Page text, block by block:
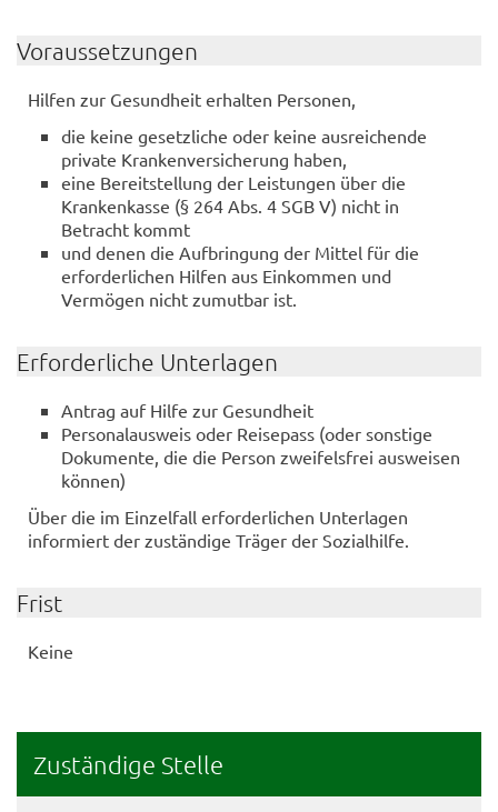
Voraussetzungen
Hilfen zur Gesundheit erhalten Personen,
die keine gesetzliche oder keine ausreichende
private Krankenversicherung haben,
eine Bereitstellung der Leistungen über die
Krankenkasse (§ 264 Abs. 4 SGB V) nicht in
Betracht kommt
und denen die Aufbringung der Mittel für die
erforderlichen Hilfen aus Einkommen und
Vermögen nicht zumutbar ist.
Erforderliche Unterlagen
Antrag auf Hilfe zur Gesundheit
Personalausweis oder Reisepass (oder sonstige
Dokumente, die die Person zweifelsfrei ausweisen
können)
Über die im Einzelfall erforderlichen Unterlagen
informiert der zuständige Träger der Sozialhilfe.
Frist
Keine
Zuständige Stelle